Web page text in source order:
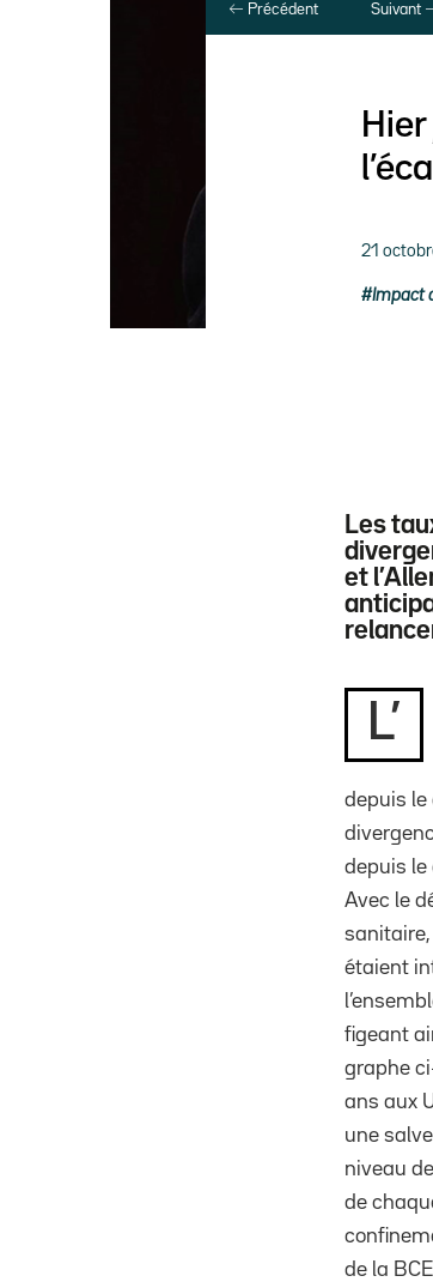
Précédent Suivant
21
Impact
Les
et
L’
depuis le
depuis le
Avec le
étaient
figeant
graphe
ans aux
une
niveau
de
de la